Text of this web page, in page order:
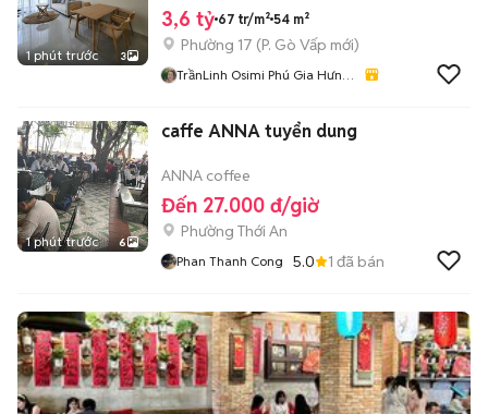
1 phút trước 3
3,6 tỷ 67 tr/m² 54 m²
Phường 17 (P. Gò Vấp mới)
TrầnLinh Osimi Phú Gia Hưng
1 phút trước 6
caffe ANNA tuyển dung
ANNA coffee
Đến 27.000 đ/giờ
Phường Thới An
Phan Thanh Cong 5.0 1 đã bán